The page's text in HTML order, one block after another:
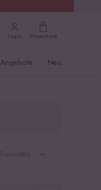
Login Warenkorb
Angebote Neu